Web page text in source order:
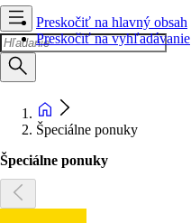
Preskočiť na hlavný obsah
Preskočiť na vyhľadávanie
Špeciálne ponuky
Špeciálne ponuky